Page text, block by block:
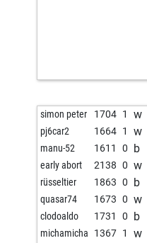
simon peter 1704 1 w
pj6car2 1664 1 w
manu-52 1611 0 b
early abort 2138 0 w
rüsseltier 1863 0 b
quasar74 1673 0 w
clodoaldo 1731 0 b
michamicha 1367 1 w